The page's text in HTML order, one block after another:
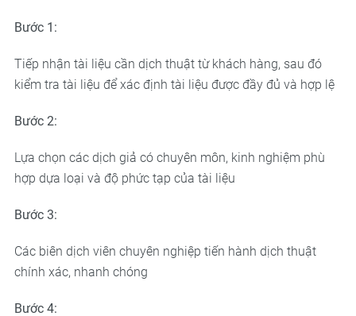
Bước 1:
Tiếp nhận tài liệu cần dịch thuật từ khách hàng, sau đó
kiểm tra tài liệu để xác định tài liệu được đầy đủ và hợp lệ
Bước 2:
Lựa chọn các dịch giả có chuyên môn, kinh nghiệm phù
hợp dựa loại và độ phức tạp của tài liệu
Bước 3:
Các biên dịch viên chuyên nghiệp tiến hành dịch thuật
chính xác, nhanh chóng
Bước 4: